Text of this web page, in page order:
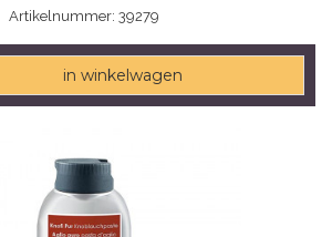
Artikelnummer: 39279
in winkelwagen